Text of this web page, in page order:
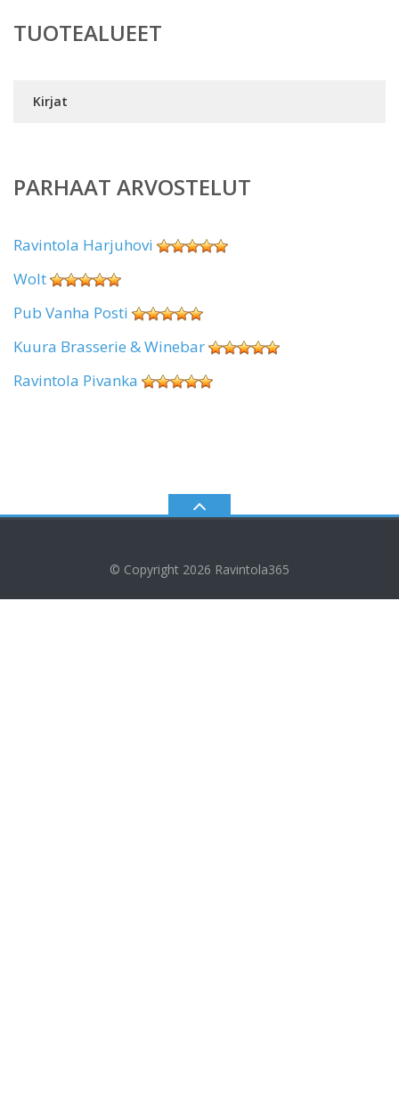
TUOTEALUEET
Kirjat
PARHAAT ARVOSTELUT
Ravintola Harjuhovi
Wolt
Pub Vanha Posti
Kuura Brasserie & Winebar
Ravintola Pivanka
© Copyright 2026 Ravintola365